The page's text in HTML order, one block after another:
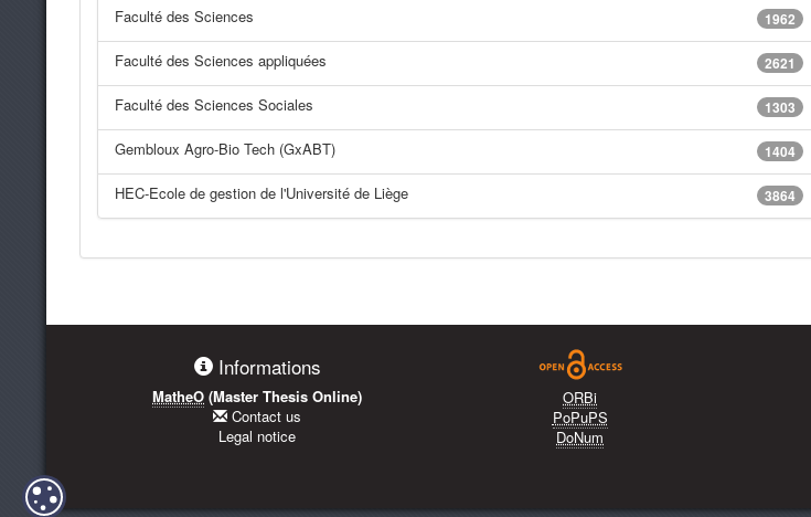
Faculté des Sciences 1962
Faculté des Sciences appliquées 2621
Faculté des Sciences Sociales 1303
Gembloux Agro-Bio Tech (GxABT) 1404
HEC-Ecole de gestion de l'Université de Liège 3864
Informations
MatheO (Master Thesis Online)
Contact us
Legal notice
ORBi
PoPuPS
DoNum